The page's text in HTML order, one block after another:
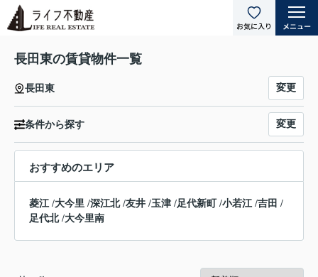
長田東の賃貸物件一覧
長田東 変更
条件から探す 変更
おすすめのエリア
菱江/大今里 /深江北/友井 /玉津 /足代新町 /小若江/吉田 /
足代北/大今里南